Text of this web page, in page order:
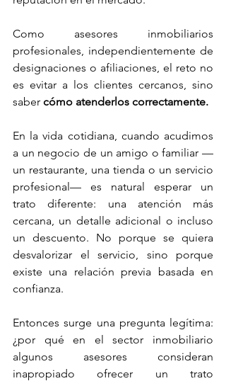
Como asesores inmobiliarios
profesionales, independientemente de
designaciones o afiliaciones, el reto no
es evitar a los clientes cercanos, sino
saber cómo atenderlos correctamente.
En la vida cotidiana, cuando acudimos
a un negocio de un amigo o familiar —
un restaurante, una tienda o un servicio
profesional— es natural esperar un
trato diferente: una atención más
cercana, un detalle adicional o incluso
un descuento. No porque se quiera
desvalorizar el servicio, sino porque
existe una relación previa basada en
confianza.
Entonces surge una pregunta legítima:
¿por qué en el sector inmobiliario
algunos asesores consideran
inapropiado ofrecer un trato